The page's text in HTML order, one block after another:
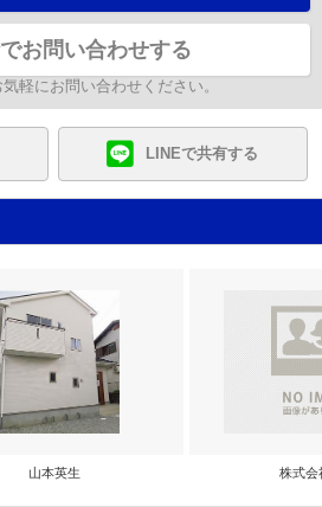
お問い合わせする
軽にお問い合わせください。
LINEで共有する
山本英生 株式会